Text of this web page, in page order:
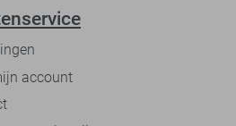
account